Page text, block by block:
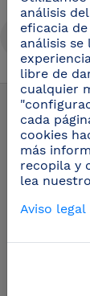
Filtros
análisis
eficacia
análisis
libre de
cualquier
cada
cookies
más
recopila y
lea nuestro
Aviso legal